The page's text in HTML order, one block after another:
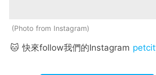
Photo from Instagram
🐱 快來follow我們的Instagram